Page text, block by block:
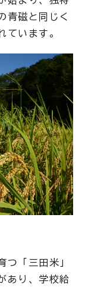
青磁と同じく
ています。
つ「三田米」
あり、学校給